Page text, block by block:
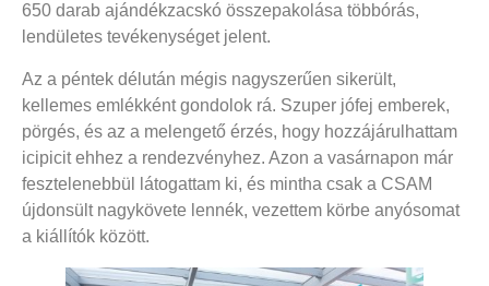
650 darab ajándékzacskó összepakolása többórás,
lendületes tevékenységet jelent.
Az a péntek délután mégis nagyszerűen sikerült,
kellemes emlékként gondolok rá. Szuper jófej emberek,
pörgés, és az a melengető érzés, hogy hozzájárulhattam
icipicit ehhez a rendezvényhez. Azon a vasárnapon már
fesztelenebbül látogattam ki, és mintha csak a CSAM
újdonsült nagykövete lennék, vezettem körbe anyósomat
a kiállítók között.